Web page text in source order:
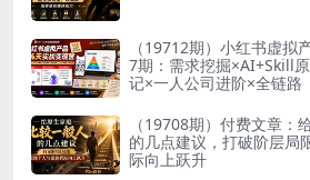
（19712期）小红书虚拟
7期：需求挖掘×AI+Skill
记×一人公司进阶×全链路
（19708期）付费文章：
的几点建议，打破阶层局
际向上跃升